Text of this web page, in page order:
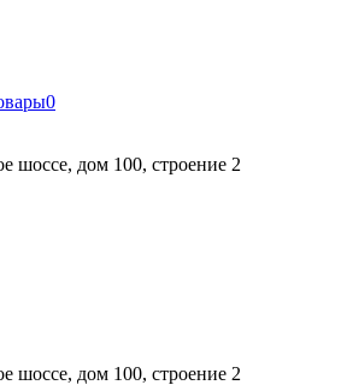
0
шоссе, дом 100, строение 2
шоссе, дом 100, строение 2